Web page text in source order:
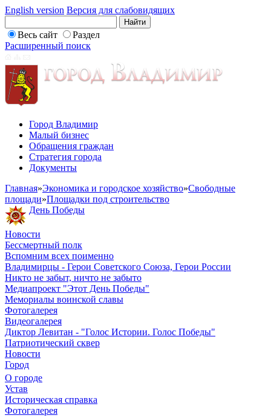
English version Версия для слабовидящих
Весь сайт
Раздел
Расширенный поиск
Город Владимир
Малый бизнес
Обращения граждан
Стратегия города
Документы
Главная»Экономика и городское хозяйство»Свободные
площади»Площадки под строительство
День Победы
Новости
Бессмертный полк
Вспомним всех поименно
Владимирцы - Герои Советского Союза, Герои России
Никто не забыт, ничто не забыто
Медиапроект "Этот День Победы"
Мемориалы воинской славы
Фотогалерея
Видеогалерея
Диктор Левитан - "Голос Истории. Голос Победы"
Патриотический сквер
Новости
Город
О городе
Устав
Историческая справка
Фотогалерея